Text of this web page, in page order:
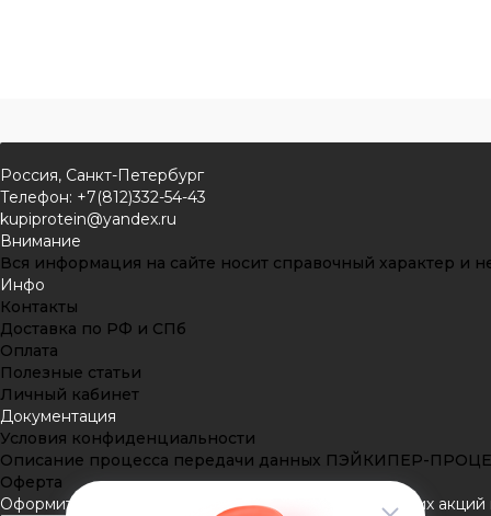
Россия, Санкт-Петербург
Телефон: +7(812)332-54-43
kupiprotein@yandex.ru
Внимание
Вся информация на сайте носит справочный характер и
Инфо
Контакты
Доставка по РФ и СПб
Оплата
Полезные статьи
Личный кабинет
Документация
Условия конфиденциальности
Описание процесса передачи данных ПЭЙКИПЕР-
Оферта
Оформить подписку
Подпишитесь на рассылку наших